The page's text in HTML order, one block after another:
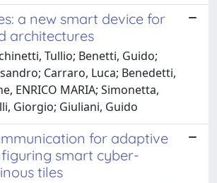
a new smart device for
architectures
Tullio; Benetti, Guido;
Carraro, Luca; Benedetti,
ENRICO MARIA; Simonetta,
Giorgio; Giuliani, Guido
for adaptive
smart cyber-
tiles